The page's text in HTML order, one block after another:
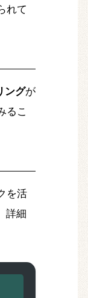
れて
ングが
るこ
を活
詳細